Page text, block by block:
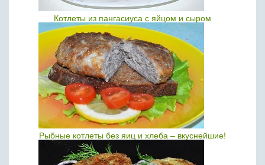
Котлеты из пангасиуса с яйцом и сыром
Рыбные котлеты без яиц и хлеба – вкуснейшие!